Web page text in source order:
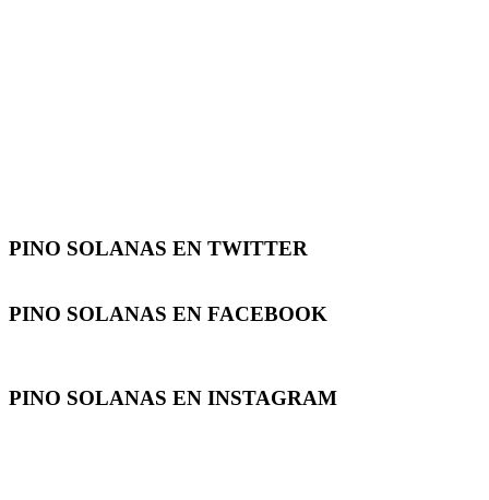
PINO SOLANAS EN TWITTER
PINO SOLANAS EN FACEBOOK
PINO SOLANAS EN INSTAGRAM